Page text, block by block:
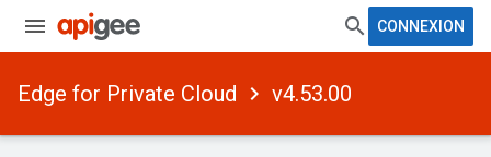
CONNEXION
Edge for Private Cloud v4.53.00